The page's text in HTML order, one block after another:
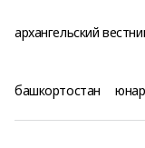
архангельский
башкортостан